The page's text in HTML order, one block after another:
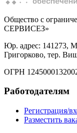
Общество с
СЕРВИСЕЗ»
Юр. адрес: 141273,
Григорково, тер.
ОГРН
Работодателям
Регистрация/
Разместить